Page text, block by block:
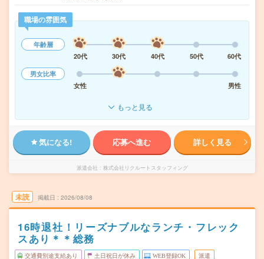
職場の雰囲気
年齢層
20代
30代 40代 50代
60代
男女比率
女性
男性
もっと見る
気になる! 応募へ進む 詳しく見る
派遣会社 株式会社リクルートスタッフィング
未読 掲載日 2026/08/08
16時退社！リーズナブルなランチ・フレック
スあり＊＊総務
交通費別途支給あり 土日祝日が休み WEB登録OK 派遣